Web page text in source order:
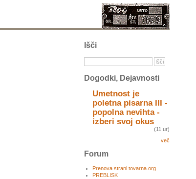
Išči
Dogodki, Dejavnosti
Umetnost je
poletna pisarna III -
popolna nevihta -
izberi svoj okus
(11 ur)
več
Forum
Prenova strani tovarna.org
PREBLISK